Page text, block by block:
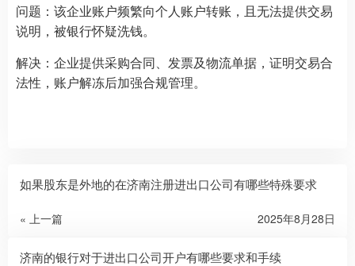
问题：该企业账户频繁向个人账户转账，且无法提供交易
说明，被银行怀疑洗钱。
解决：企业提供采购合同、发票及物流单据，证明交易合
法性，账户解冻后加强合规管理。
如果股东是外地的在济南注册进出口公司有哪些特殊要求
« 上一篇 2025年8月28日
济南的银行对于进出口公司开户有哪些要求和手续